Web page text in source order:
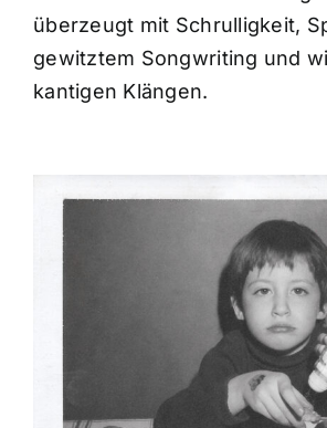
überzeugt mit Schrulligkeit,
gewitztem Songwriting und
kantigen Klängen.